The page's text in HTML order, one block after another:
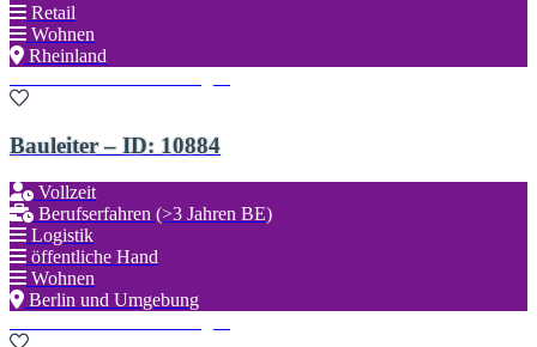
Retail
Wohnen
Rheinland
Bauleiter – ID: 10884
Vollzeit
Berufserfahren (>3 Jahren BE)
Logistik
öffentliche Hand
Wohnen
Berlin und Umgebung